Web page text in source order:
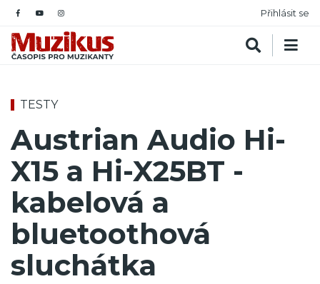
Přihlásit se
TESTY
Austrian Audio Hi-
X15 a Hi-X25BT -
kabelová a
bluetoothová
sluchátka